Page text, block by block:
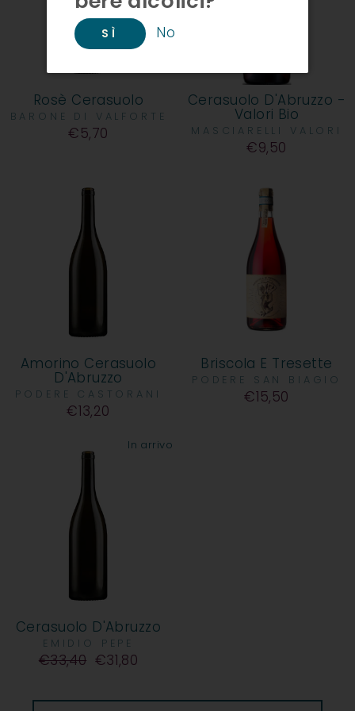
Rosè Cerasuolo
BARONE DI VALFORTE
€5,70
Cerasuolo D'Abruzzo -
Valori Bio
MASCIARELLI VALORI
€9,50
Amorino Cerasuolo
D'Abruzzo
PODERE CASTORANI
€13,20
Briscola E Tresette
PODERE SAN BIAGIO
€15,50
In arrivo
Cerasuolo D'Abruzzo
EMIDIO PEPE
Prezzo
€33,40 €31,80
SÌ No